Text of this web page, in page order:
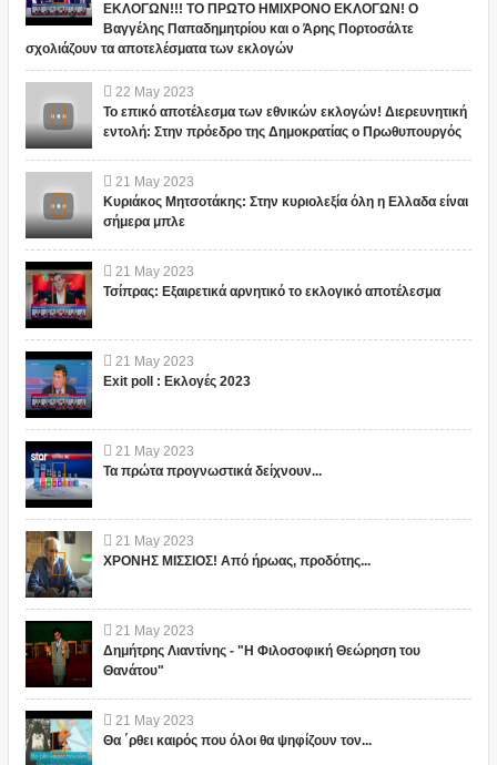
ΕΚΛΟΓΩΝ!!! ΤΟ ΠΡΩΤΟ ΗΜΙΧΡΟΝΟ ΕΚΛΟΓΩΝ! Ο
Βαγγέλης Παπαδημητρίου και ο Άρης Πορτοσάλτε
σχολιάζουν τα αποτελέσματα των εκλογών
22 May 2023
Το επικό αποτέλεσμα των εθνικών εκλογών! Διερευνητική
εντολή: Στην πρόεδρο της Δημοκρατίας ο Πρωθυπουργός
21 May 2023
Κυριάκος Μητσοτάκης: Στην κυριολεξία όλη η Ελλαδα είναι
σήμερα μπλε
21 May 2023
Τσίπρας: Εξαιρετικά αρνητικό το εκλογικό αποτέλεσμα
21 May 2023
Exit poll : Εκλογές 2023
21 May 2023
Τα πρώτα προγνωστικά δείχνουν...
21 May 2023
ΧΡΟΝΗΣ ΜΙΣΣΙΟΣ! Από ήρωας, προδότης...
21 May 2023
Δημήτρης Λιαντίνης - "Η Φιλοσοφική Θεώρηση του
Θανάτου"
21 May 2023
Θα ΄ρθει καιρός που όλοι θα ψηφίζουν τον...